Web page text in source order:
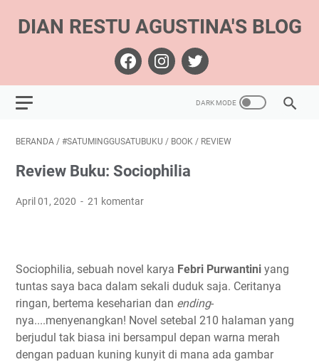
DIAN RESTU AGUSTINA'S BLOG
BERANDA / #SATUMINGGUSATUBUKU / BOOK / REVIEW
Review Buku: Sociophilia
April 01, 2020 21 komentar
Sociophilia, sebuah novel karya Febri Purwantini yang
tuntas saya baca dalam sekali duduk saja. Ceritanya
ringan, bertema keseharian dan ending-
nya....menyenangkan! Novel setebal 210 halaman yang
berjudul tak biasa ini bersampul depan warna merah
dengan paduan kuning kunyit di mana ada gambar